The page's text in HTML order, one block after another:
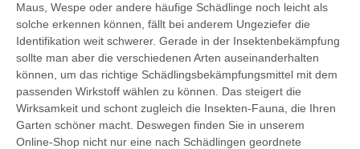
Maus, Wespe oder andere häufige Schädlinge noch leicht als
solche erkennen können, fällt bei anderem Ungeziefer die
Identifikation weit schwerer. Gerade in der Insektenbekämpfung
sollte man aber die verschiedenen Arten auseinanderhalten
können, um das richtige Schädlingsbekämpfungsmittel mit dem
passenden Wirkstoff wählen zu können. Das steigert die
Wirksamkeit und schont zugleich die Insekten-Fauna, die Ihren
Garten schöner macht. Deswegen finden Sie in unserem
Online-Shop nicht nur eine nach Schädlingen geordnete